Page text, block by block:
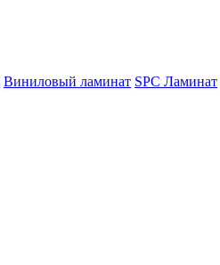
Виниловый ламинат SPC Ламинат